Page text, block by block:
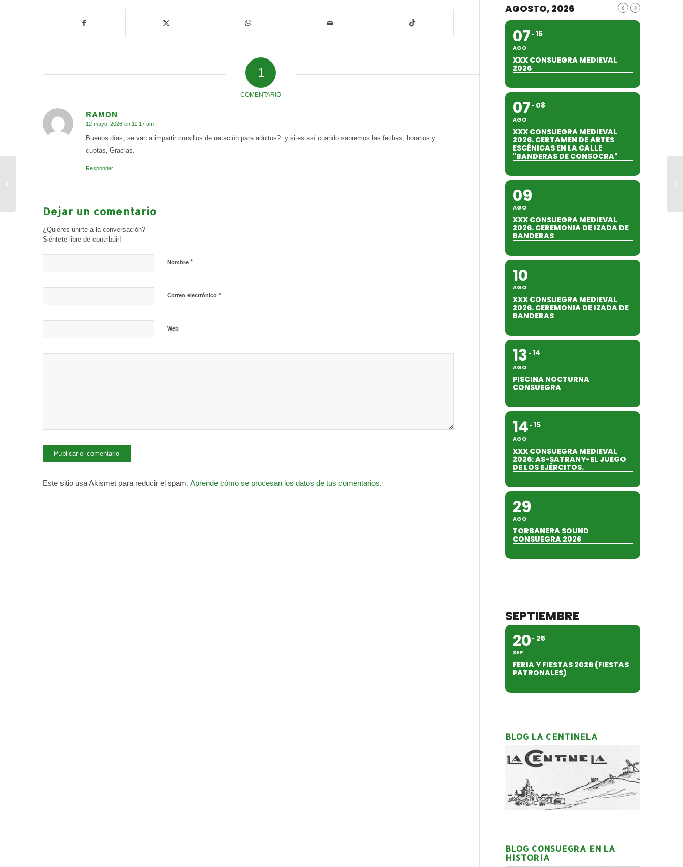
1
COMENTARIO
RAMON
Dice:
12 mayo, 2026 en 11:17 am
Buenos días, se van a impartir cursillos de natación para adultos?. y si es así cuando sabremos las fechas, horarios y
cuotas, Gracias.
Responder
Dejar un comentario
¿Quieres unirte a la conversación?
Siéntete libre de contribuir!
Nombre *
Correo electrónico *
Web
Este sitio usa Akismet para reducir el spam. Aprende cómo se procesan los datos de tus comentarios.
AGOSTO, 2026
07
AGO
16
XXX CONSUEGRA MEDIEVAL
2026
07
AGO
08
XXX CONSUEGRA MEDIEVAL
2026. CERTAMEN DE ARTES
ESCÉNICAS EN LA CALLE
"BANDERAS DE CONSOCRA"
09
AGO
XXX CONSUEGRA MEDIEVAL
2026. CEREMONIA DE IZADA DE
BANDERAS
10
AGO
XXX CONSUEGRA MEDIEVAL
2026. CEREMONIA DE IZADA DE
BANDERAS
13
AGO
14
PISCINA NOCTURNA
CONSUEGRA
14
AGO
15
XXX CONSUEGRA MEDIEVAL
2026: AS-SATRANY-EL JUEGO
DE LOS EJÉRCITOS.
29
AGO
TORBANERA SOUND
CONSUEGRA 2026
SEPTIEMBRE
20
SEP
25
FERIA Y FIESTAS 2026 (FIESTAS
PATRONALES)
BLOG LA CENTINELA
BLOG CONSUEGRA EN LA
HISTORIA
competirá por ascender